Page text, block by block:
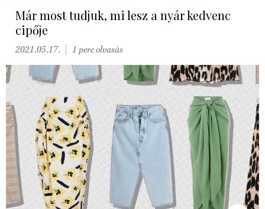
Már most tudjuk, mi lesz a nyár kedvenc
cipője
2021.05.17. 1 perc olvasás